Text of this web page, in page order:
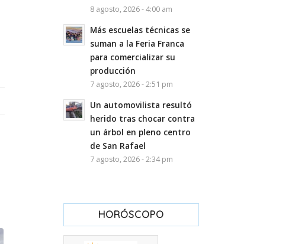
8 agosto, 2026 - 4:00 am
Más escuelas técnicas se
suman a la Feria Franca
para comercializar su
producción
7 agosto, 2026 - 2:51 pm
Un automovilista resultó
herido tras chocar contra
un árbol en pleno centro
de San Rafael
7 agosto, 2026 - 2:34 pm
HORÓSCOPO